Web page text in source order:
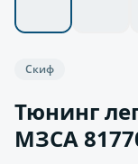
Скиф
Тюнинг
МЗСА